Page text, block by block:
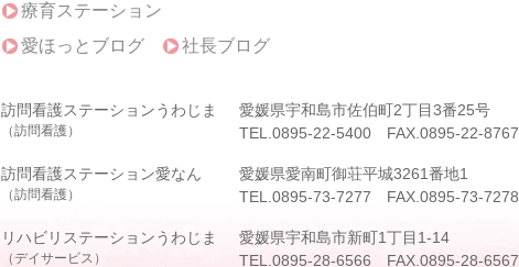
療育ステーション
愛ほっとブログ
社長ブログ
訪問看護ステーションうわじま
（訪問看護）
愛媛県宇和島市佐伯町2丁目3番25号
TEL.0895-22-5400 FAX.0895-22-8767
訪問看護ステーション愛なん
（訪問看護）
愛媛県愛南町御荘平城3261番地1
TEL.0895-73-7277 FAX.0895-73-7278
リハビリステーションうわじま
（デイサービス）
愛媛県宇和島市新町1丁目1-14
TEL.0895-28-6566 FAX.0895-28-6567